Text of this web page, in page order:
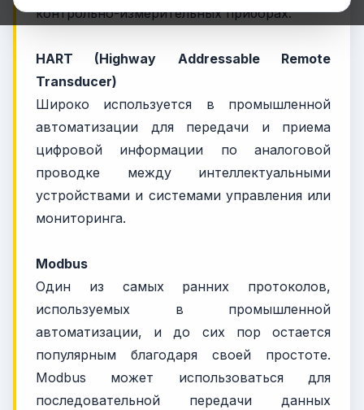
контрольно-измерительных приборах.
HART (Highway Addressable Remote
Transducer)
Широко используется в промышленной
автоматизации для передачи и приема
цифровой информации по аналоговой
проводке между интеллектуальными
устройствами и системами управления или
мониторинга.
Modbus
Один из самых ранних протоколов,
используемых в промышленной
автоматизации, и до сих пор остается
популярным благодаря своей простоте.
Modbus может использоваться для
последовательной передачи данных